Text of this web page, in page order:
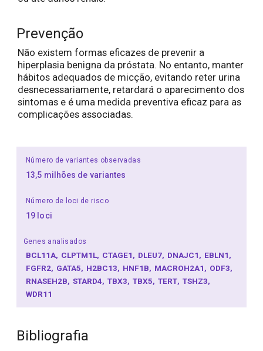
Prevenção
Não existem formas eficazes de prevenir a
hiperplasia benigna da próstata. No entanto, manter
hábitos adequados de micção, evitando reter urina
desnecessariamente, retardará o aparecimento dos
sintomas e é uma medida preventiva eficaz para as
complicações associadas.
Número de variantes observadas
13,5 milhões de variantes
Número de loci de risco
19 loci
Genes analisados
BCL11A CLPTM1L CTAGE1 DLEU7 DNAJC1 EBLN1
FGFR2 GATA5 H2BC13 HNF1B MACROH2A1 ODF3
RNASEH2B STARD4 TBX3 TBX5 TERT TSHZ3
WDR11
Bibliografia